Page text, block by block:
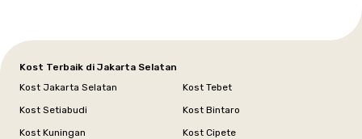
Kost Terbaik di Jakarta Selatan
Kost Jakarta Selatan
Kost Tebet
Kost Setiabudi
Kost Bintaro
Kost Kuningan
Kost Cipete